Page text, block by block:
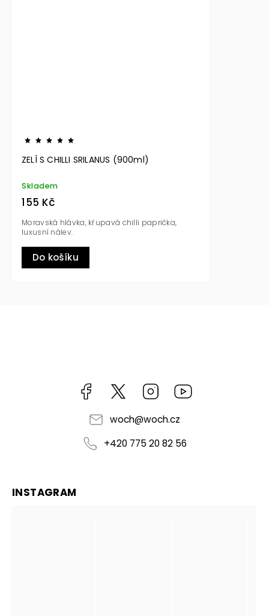
ZELÍ S CHILLI SRILANUS (900ml)
Skladem
155 Kč
Do košíku
Moravská hlávka, křupavá chilli paprička,
luxusní nálev.
Facebook https://twitter.com/worldofchilli
Instagram
woch@woch.cz
+420 775 20 82 56
INSTAGRAM